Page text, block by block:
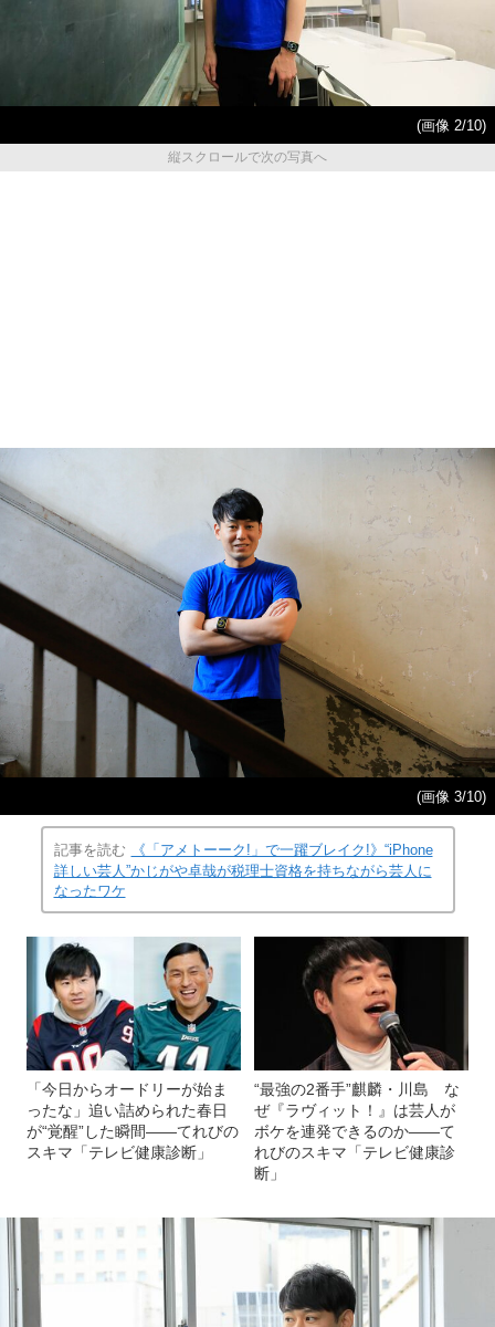
(画像 2/10)
縦スクロールで次の写真へ
(画像 3/10)
記事を読む
《「アメトーーク!」で一躍ブレイク!》“iPhone
詳しい芸人”かじがや卓哉が税理士資格を持ちながら芸人に
なったワケ
「今日からオードリーが始ま
ったな」追い詰められた春日
が“覚醒”した瞬間――てれびの
スキマ「テレビ健康診断」
“最強の2番手”麒麟・川島 な
ぜ『ラヴィット！』は芸人が
ボケを連発できるのか――て
れびのスキマ「テレビ健康診
断」